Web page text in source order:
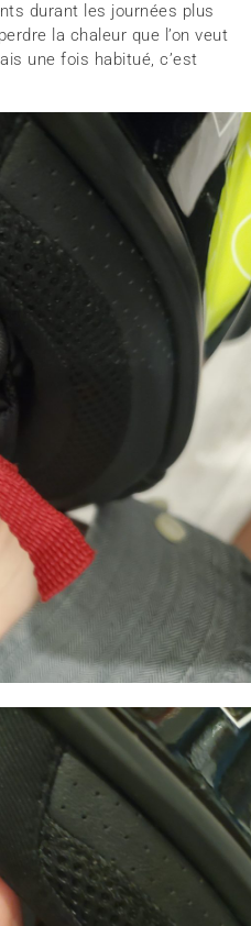
durant les journées plus
la chaleur que l’on veut
une fois habitué, c’est